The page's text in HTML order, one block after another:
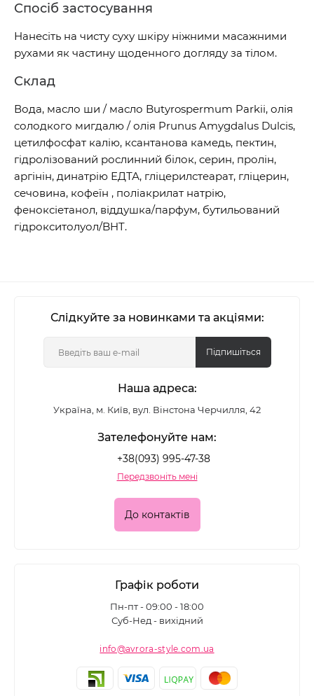
Спосіб застосування
Нанесіть на чисту суху шкіру ніжними масажними
рухами як частину щоденного догляду за тілом.
Склад
Вода, масло ши / масло Butyrospermum Parkii, олія
солодкого мигдалю / олія Prunus Amygdalus Dulcis,
цетилфосфат калію, ксантанова камедь, пектин,
гідролізований рослинний білок, серин, пролін,
аргінін, динатрію ЕДТА, гліцерилстеарат, гліцерин,
сечовина, кофеїн , поліакрилат натрію,
феноксіетанол, віддушка/парфум, бутильований
гідрокситолуол/BHT.
Слідкуйте за новинками та акціями:
Підпишіться
Наша адреса:
Україна, м. Київ, вул. Вінстона Черчилля, 42
Зателефонуйте нам:
+38(093) 995-47-38
Передзвоніть мені
До контактів
Графік роботи
Пн-пт - 09:00 - 18:00
Суб-Нед - вихідний
info@avrora-style.com.ua